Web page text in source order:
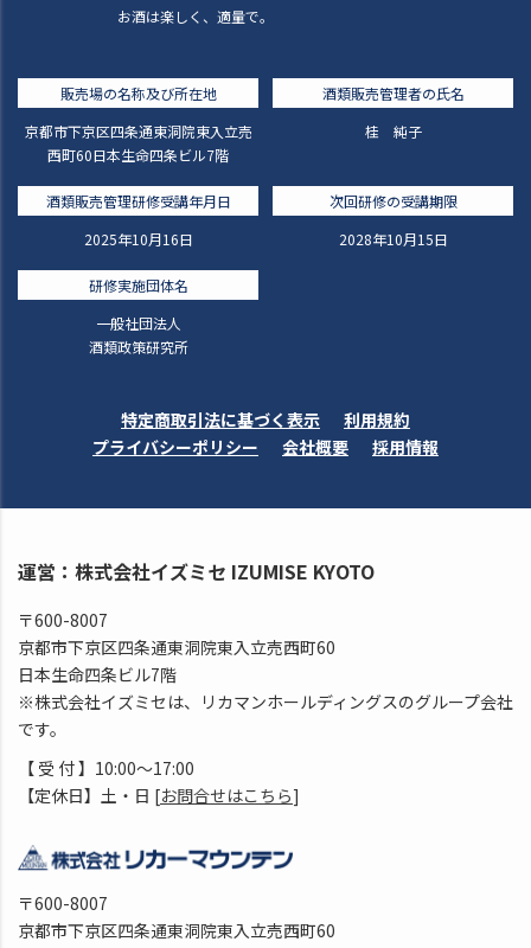
お酒は楽しく、適量で。
販売場の名称及び所在地
京都市下京区四条通東洞院東入立売
西町60日本生命四条ビル7階
酒類販売管理者の氏名
桂 純子
酒類販売管理研修受講年月日
2025年10月16日
次回研修の受講期限
2028年10月15日
研修実施団体名
一般社団法人
酒類政策研究所
特定商取引法に基づく表示
利用規約
プライバシーポリシー
会社概要 採用情報
運営：株式会社イズミセ IZUMISE KYOTO
〒600-8007
京都市下京区四条通東洞院東入立売西町60
日本生命四条ビル7階
※株式会社イズミセは、リカマンホールディングスのグループ会社
です。
【 受 付 】10:00～17:00
【定休日】土・日 [お問合せはこちら]
〒600-8007
京都市下京区四条通東洞院東入立売西町60